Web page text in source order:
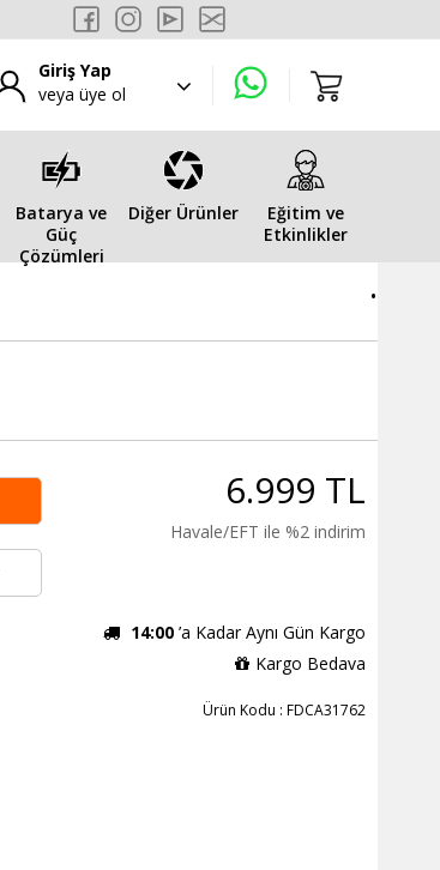
Giriş Yap
veya üye ol
Batarya ve
Güç
Çözümleri
Diğer Ürünler
Eğitim ve
Etkinlikler
.
6.999 TL
Havale/EFT ile %2 indirim
14:00 ’a Kadar Aynı Gün Kargo
Kargo Bedava
Ürün Kodu : FDCA31762